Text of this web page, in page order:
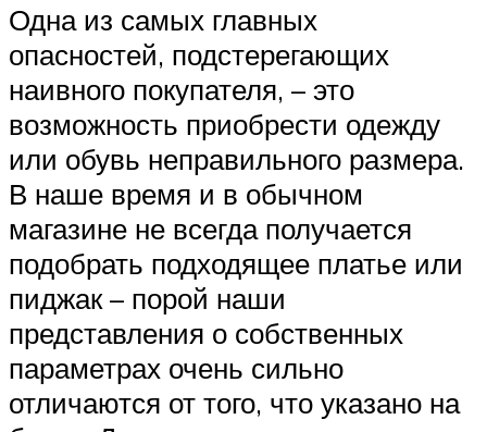
Одна из самых главных
опасностей, подстерегающих
наивного покупателя, – это
возможность приобрести одежду
или обувь неправильного размера.
В наше время и в обычном
магазине не всегда получается
подобрать подходящее платье или
пиджак – порой наши
представления о собственных
параметрах очень сильно
отличаются от того, что указано на